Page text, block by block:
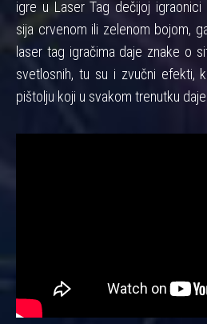
igre u Laser Tag dečijoj
sija crvenom ili zelenom bojom,
laser tag igračima daje znake o
svetlosnih, tu su i zvučni efekti,
pištolju koji u svakom trenutku